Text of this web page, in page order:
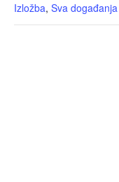
Izložba, Sva događanja